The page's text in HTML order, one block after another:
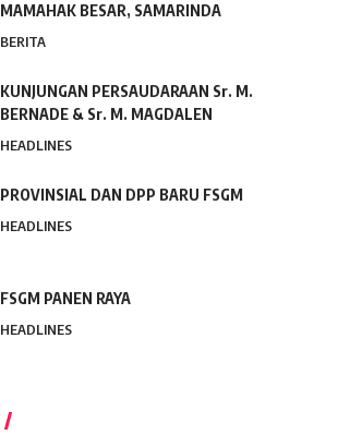
MAMAHAK BESAR, SAMARINDA
BERITA
KUNJUNGAN PERSAUDARAAN Sr. M.
BERNADE & Sr. M. MAGDALEN
HEADLINES
PROVINSIAL DAN DPP BARU FSGM
HEADLINES
FSGM PANEN RAYA
HEADLINES